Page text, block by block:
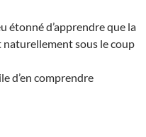
étonné d’apprendre que la
sous le coup
d’en comprendre